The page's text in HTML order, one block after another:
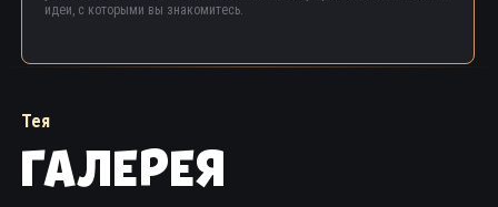
идеи, с которыми вы знакомитесь.
Тея
ГАЛЕРЕЯ